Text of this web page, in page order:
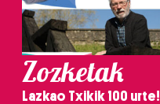
Zozketak
Lazkao Txikik 100 urte!